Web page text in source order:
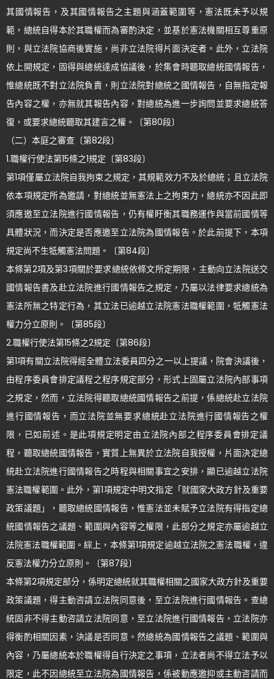
其國情報告，及其國情報告之主題與涵蓋範圍等，憲法既未予以規
範，總統自得本於其職權而為審酌決定，並基於憲法機關相互尊重原
則，與立法院協商後實施，尚非立法院得片面決定者。此外，立法院
依上開規定，固得與總統達成協議後，於集會時聽取總統國情報告，
惟總統既不對立法院負責，則立法院對總統之國情報告，自無指定報
告內容之權，亦無就其報告內容，對總統為進一步詢問並要求總統答
復，或要求總統聽取其建言之權。〔第80段〕
（二）本庭之審查〔第82段〕
1.職權行使法第15條之1規定〔第83段〕
第1項僅屬立法院自我拘束之規定，其規範效力不及於總統；且立法院
依本項規定所為邀請，對總統並無憲法上之拘束力，總統亦不因此即
須應邀至立法院進行國情報告，仍有權盱衡其職務運作與當前國情等
具體狀況，而決定是否應邀至立法院為國情報告。於此前提下，本項
規定尚不生牴觸憲法問題。〔第84段〕
本條第2項及第3項關於要求總統依條文所定期限，主動向立法院送交
國情報告書及赴立法院進行國情報告之規定，乃屬以法律要求總統為
憲法所無之特定行為，其立法已逾越立法院憲法職權範圍，牴觸憲法
權力分立原則。〔第85段〕
2.職權行使法第15條之2規定〔第86段〕
第1項有關立法院得經全體立法委員四分之一以上提議，院會決議後，
由程序委員會排定議程之程序規定部分，形式上固屬立法院內部事項
之規定，然而，立法院得聽取總統國情報告之前提，係總統赴立法院
進行國情報告，而立法院並無要求總統赴立法院進行國情報告之權
限，已如前述。是此項規定明定由立法院內部之程序委員會排定議
程，聽取總統國情報告，實質上無異於立法院自我授權，片面決定總
統赴立法院進行國情報告之時程與相關事宜之安排，顯已逾越立法院
憲法職權範圍。此外，第1項規定中明文指定「就國家大政方針及重要
政策議題」，聽取總統國情報告，惟憲法並未賦予立法院有得指定總
統國情報告之議題、範圍與內容等之權限，此部分之規定亦屬逾越立
法院憲法職權範圍。綜上，本條第1項規定逾越立法院之憲法職權，違
反憲法權力分立原則。〔第87段〕
本條第2項規定部分，係明定總統就其職權相關之國家大政方針及重要
政策議題，得主動咨請立法院同意後，至立法院進行國情報告。查總
統固非不得主動咨請立法院同意，至立法院進行國情報告，立法院亦
得衡酌相關因素，決議是否同意。然總統為國情報告之議題、範圍與
內容，乃屬總統本於職權得自行決定之事項，立法者尚不得立法予以
限定，此不因總統至立法院為國情報告，係被動應邀抑或主動咨請而